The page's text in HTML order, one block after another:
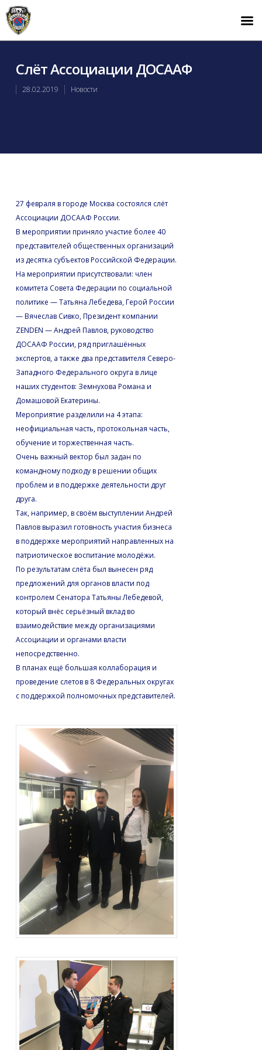
Слёт Ассоциации ДОСААФ
28.02.2019 Новости
27 февраля в городе Москва состоялся слёт
Ассоциации ДОСААФ России.
В мероприятии приняло участие более 40
представителей общественных организаций
из десятка субъектов Российской Федерации.
На мероприятии присутствовали: член
комитета Совета Федерации по социальной
политике — Татьяна Лебедева, Герой России
— Вячеслав Сивко, Президент компании
ZENDEN — Андрей Павлов, руководство
ДОСААФ России, ряд приглашённых
экспертов, а также два представителя Северо-
Западного Федерального округа в лице
наших студентов: Земнухова Романа и
Домашовой Екатерины.
Мероприятие разделили на 4 этапа:
неофициальная часть, протокольная часть,
обучение и торжественная часть.
Очень важный вектор был задан по
командному подходу в решении общих
проблем и в поддержке деятельности друг
друга.
Так, например, в своём выступлении Андрей
Павлов выразил готовность участия бизнеса
в поддержке мероприятий направленных на
патриотическое воспитание молодёжи.
По результатам слёта был вынесен ряд
предложений для органов власти под
контролем Сенатора Татьяны Лебедевой,
который внёс серьёзный вклад во
взаимодействие между организациями
Ассоциации и органами власти
непосредственно.
В планах ещё большая коллаборация и
проведение слетов в 8 Федеральных округах
с поддержкой полномочных представителей.